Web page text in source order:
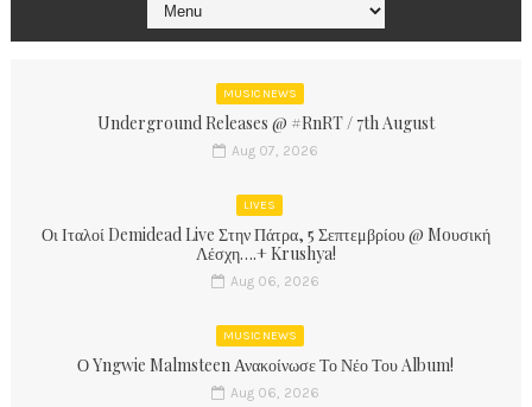
MUSIC NEWS
Underground Releases @ #RnRT / 7th August
Aug 07, 2026
LIVES
Οι Ιταλοί Demidead Live Στην Πάτρα, 5 Σεπτεμβρίου @ Moυσική
Λέσχη….+ Krushya!
Aug 06, 2026
MUSIC NEWS
Ο Yngwie Malmsteen Ανακοίνωσε Το Νέο Του Album!
Aug 06, 2026